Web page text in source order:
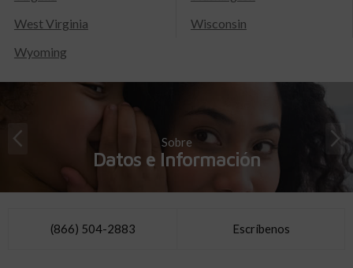
West Virginia
Wisconsin
Wyoming
Sobre
Datos e Información
(866) 504-2883 Escríbenos